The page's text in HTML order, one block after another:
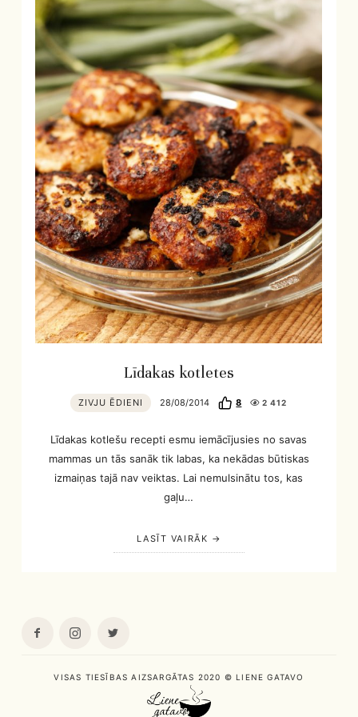
Līdakas kotletes
ZIVJU ĒDIENI 28/08/2014 8 2 412
Līdakas kotlešu recepti esmu iemācījusies no savas
mammas un tās sanāk tik labas, ka nekādas būtiskas
izmaiņas tajā nav veiktas. Lai nemulsinātu tos, kas
gaļu…
LASĪT VAIRĀK
VISAS TIESĪBAS AIZSARGĀTAS 2020 © LIENE GATAVO